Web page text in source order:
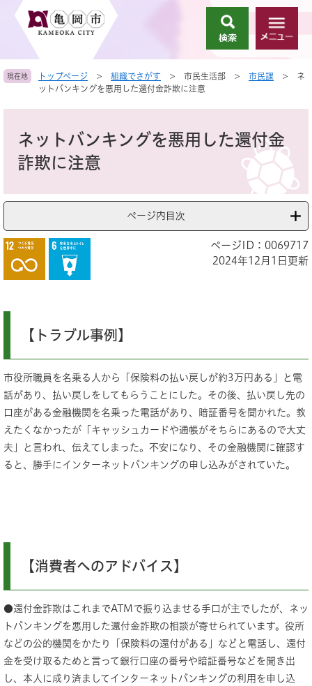
頭
す
飛
し
索
メ
ニ
ー
現在地 トップページ > 組織でさがす > 市民生活部 > 市民課 >
ネ
ットバンキングを悪用した還付金詐欺に注意
ネットバンキングを悪用した還付金
詐欺に注意
ページ内目次
ページID：0069717
2024年12月1日更新
【トラブル事例】
市役所職員を名乗る人から「保険料の払い戻しが約3万円ある」と電
話があり、払い戻しをしてもらうことにした。その後、払い戻し先の
口座がある金融機関を名乗った電話があり、暗証番号を聞かれた。教
えたくなかったが「キャッシュカードや通帳がそちらにあるので大丈
夫」と言われ、伝えてしまった。不安になり、その金融機関に確認す
ると、勝手にインターネットバンキングの申し込みがされていた。
【消費者へのアドバイス】​
●還付金詐欺はこれまでATMで振り込ませる手口が主でしたが、ネッ
トバンキングを悪用した還付金詐欺の相談が寄せられています。役所
などの公的機関をかたり「保険料の還付がある」などと電話し、還付
金を受け取るためと言って銀行口座の番号や暗証番号などを聞き出
し、本人に成り済ましてインターネットバンキングの利用を申し込